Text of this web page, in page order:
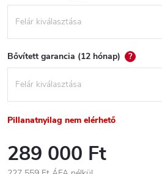
Bővített garancia (12 hónap) ?
Pillanatnyilag nem elérhető
289 000 Ft